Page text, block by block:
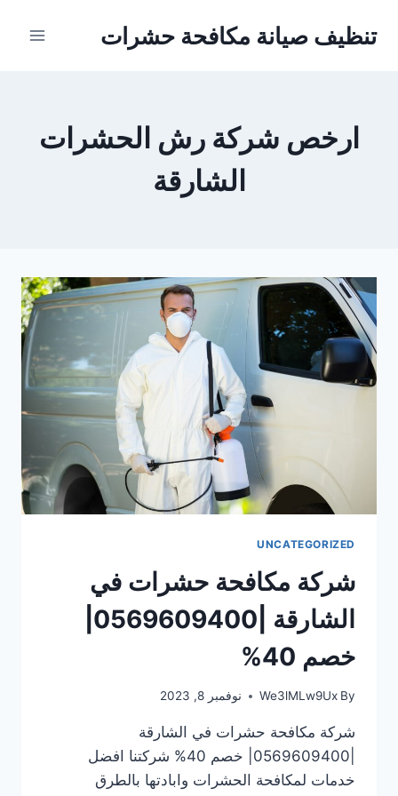
تنظيف صيانة مكافحة حشرات
ارخص شركة رش الحشرات
الشارقة
UNCATEGORIZED
شركة مكافحة حشرات في
خصم 40%
By
We3lMLw9Ux نوفمبر 8, 2023
شركة مكافحة حشرات في الشارقة
|0569609400| خصم 40% شركتنا افضل
خدمات لمكافحة الحشرات وابادتها بالطرق